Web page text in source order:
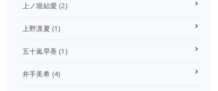
上ノ堀結愛 (2)
上野凛夏 (1)
五十嵐早香 (1)
井手美希(4)